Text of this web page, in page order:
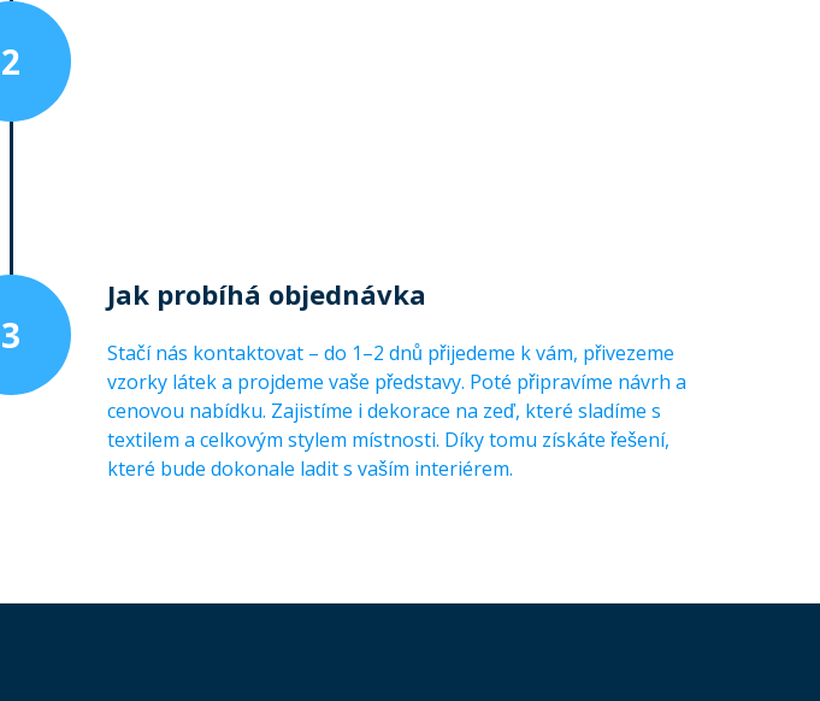
2
3
Jak probíhá objednávka
Stačí nás kontaktovat – do 1–2 dnů přijedeme k vám, přivezeme
vzorky látek a projdeme vaše představy. Poté připravíme návrh a
cenovou nabídku. Zajistíme i dekorace na zeď, které sladíme s
textilem a celkovým stylem místnosti. Díky tomu získáte řešení,
které bude dokonale ladit s vaším interiérem.